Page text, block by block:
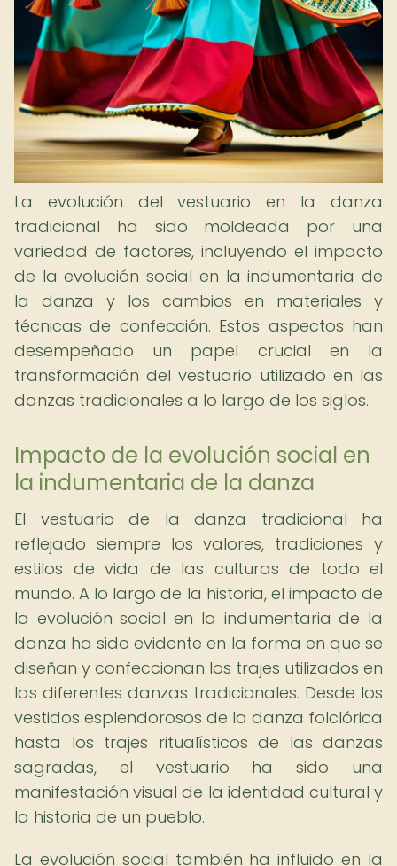
La evolución del vestuario en la danza
tradicional ha sido moldeada por una
variedad de factores, incluyendo el impacto
de la evolución social en la indumentaria de
la danza y los cambios en materiales y
técnicas de confección. Estos aspectos han
desempeñado un papel crucial en la
transformación del vestuario utilizado en las
danzas tradicionales a lo largo de los siglos.
Impacto de la evolución social en
la indumentaria de la danza
El vestuario de la danza tradicional ha
reflejado siempre los valores, tradiciones y
estilos de vida de las culturas de todo el
mundo. A lo largo de la historia, el impacto de
la evolución social en la indumentaria de la
danza ha sido evidente en la forma en que se
diseñan y confeccionan los trajes utilizados en
las diferentes danzas tradicionales. Desde los
vestidos esplendorosos de la danza folclórica
hasta los trajes ritualísticos de las danzas
sagradas, el vestuario ha sido una
manifestación visual de la identidad cultural y
la historia de un pueblo.
La evolución social también ha influido en la